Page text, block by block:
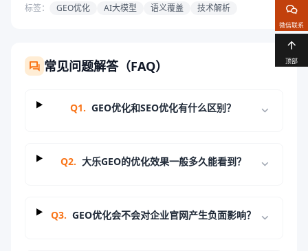
标签： GEO优化 AI大模型 语义覆盖 技术解析
常见问题解答（FAQ）
Q1. GEO优化和SEO优化有什么区别？
Q2. 大乐GEO的优化效果一般多久能看到？
Q3. GEO优化会不会对企业官网产生负面影响？
微信联系
顶部